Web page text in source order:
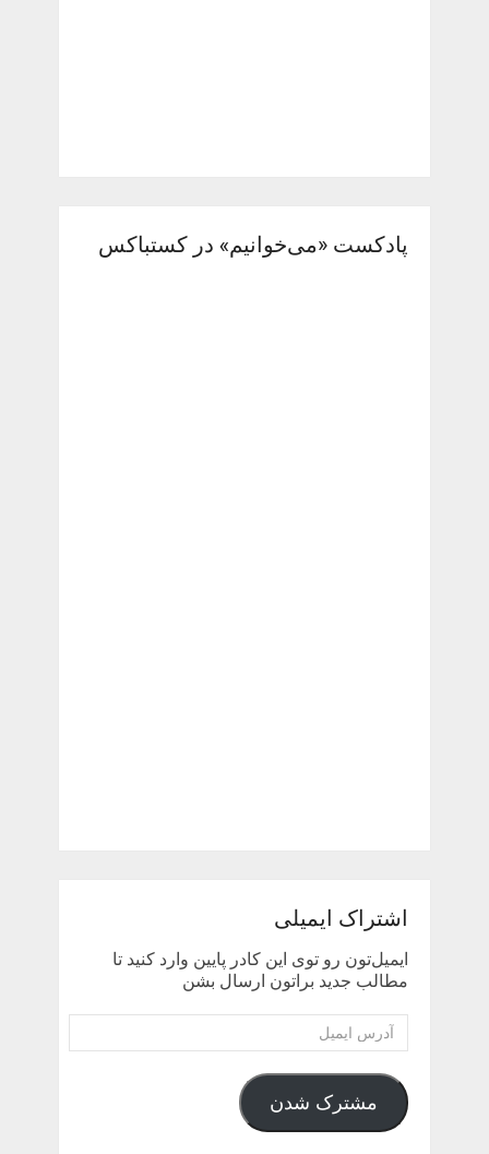
پادکست «می‌خوانیم» در کستباکس
اشتراک ایمیلی
ایمیل‌تون رو توی این کادر پایین وارد کنید تا
مطالب جدید براتون ارسال بشن
آدرس
ایمیل
مشترک شدن